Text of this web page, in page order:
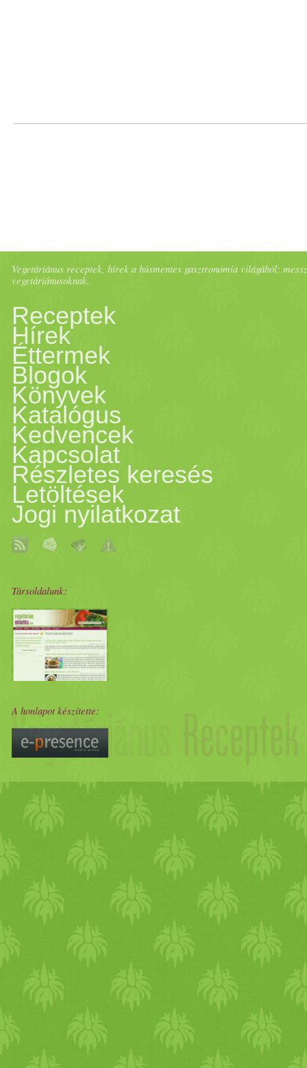
Vegetáriánus receptek, hírek a húsmentes gasztronómia világából;
vegetáriánusoknak.
Receptek
Hírek
Éttermek
Blogok
Könyvek
Katalógus
Kedvencek
Kapcsolat
Részletes keresés
Letöltések
Jogi nyilatkozat
Társoldalunk:
A honlapot készítette: